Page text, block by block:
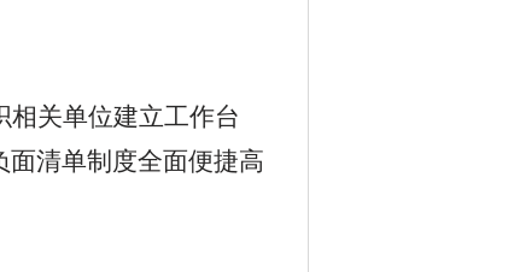
关单位建立工作台
清单制度全面便捷高